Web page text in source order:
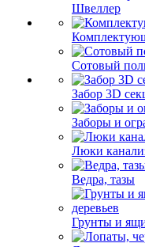
Швеллер
Сотовый
Забор 3D
Заборы и
Люки
Ведра, тазы
Грунты и